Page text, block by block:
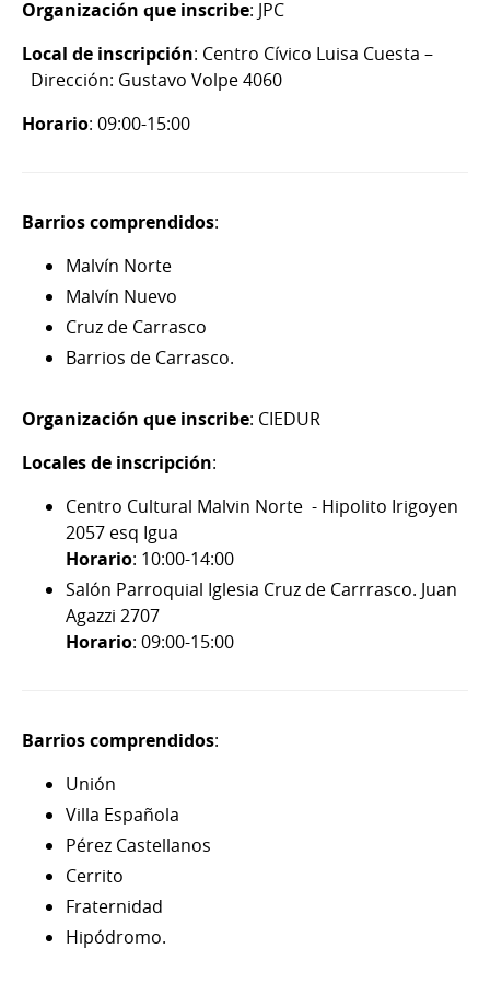
Organización que inscribe: JPC
Local de inscripción: Centro Cívico Luisa Cuesta –
Dirección: Gustavo Volpe 4060
Horario: 09:00-15:00
Barrios comprendidos:
Malvín Norte
Malvín Nuevo
Cruz de Carrasco
Barrios de Carrasco.
Organización que inscribe: CIEDUR
Locales de inscripción:
Centro Cultural Malvin Norte - Hipolito Irigoyen
2057 esq Igua
Horario: 10:00-14:00
Salón Parroquial Iglesia Cruz de Carrrasco. Juan
Agazzi 2707
Horario: 09:00-15:00
Barrios comprendidos:
Unión
Villa Española
Pérez Castellanos
Cerrito
Fraternidad
Hipódromo.